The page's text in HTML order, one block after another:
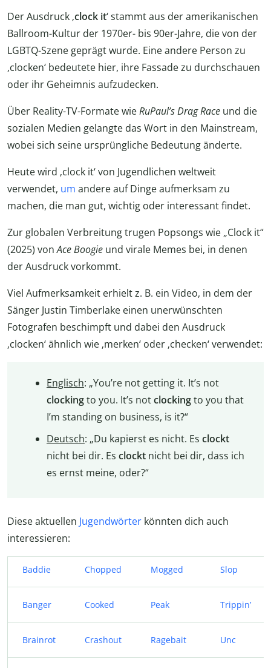
Der Ausdruck ‚clock it‘ stammt aus der amerikanischen
Ballroom-Kultur der 1970er- bis 90er-Jahre, die von der
LGBTQ-Szene geprägt wurde. Eine andere Person zu
‚clocken‘ bedeutete hier, ihre Fassade zu durchschauen
oder ihr Geheimnis aufzudecken.
Über Reality-TV-Formate wieRuPaul’s Drag Race und die
sozialen Medien gelangte das Wort in den Mainstream,
wobei sich seine ursprüngliche Bedeutung änderte.
Heute wird ‚clock it‘ von Jugendlichen weltweit
verwendet, um andere auf Dinge aufmerksam zu
machen, die man gut, wichtig oder interessant findet.
Zur globalen Verbreitung trugen Popsongs wie „Clock it“
(2025) vonAce Boogie und virale Memes bei, in denen
der Ausdruck vorkommt.
Viel Aufmerksamkeit erhielt z. B. ein Video, in dem der
Sänger Justin Timberlake einen unerwünschten
Fotografen beschimpft und dabei den Ausdruck
‚clocken‘ ähnlich wie ‚merken‘ oder ‚checken‘ verwendet:
Englisch: „You’re not getting it. It’s not
clockingto you. It’s notclockingto you that
I’m standing on business, is it?“
Deutsch: „Du kapierst es nicht. Es clockt
nicht bei dir. Es clockt nicht bei dir, dass ich
es ernst meine, oder?“
Diese aktuellen Jugendwörter könnten dich auch
interessieren:
Baddie Chopped Mogged Slop
Banger Cooked Peak Trippin’
Brainrot Crashout Ragebait Unc